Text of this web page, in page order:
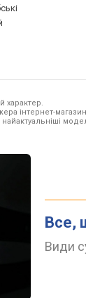
характер.
інтернет-
Все,
Види